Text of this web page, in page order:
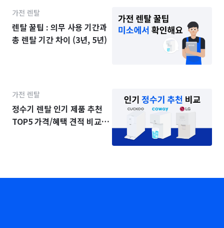
가전 렌탈
렌탈 꿀팁 : 의무 사용 기간과
총 렌탈 기간 차이 (3년, 5년)
가전 렌탈
정수기 렌탈 인기 제품 추천
TOP5 가격/혜택 견적 비교